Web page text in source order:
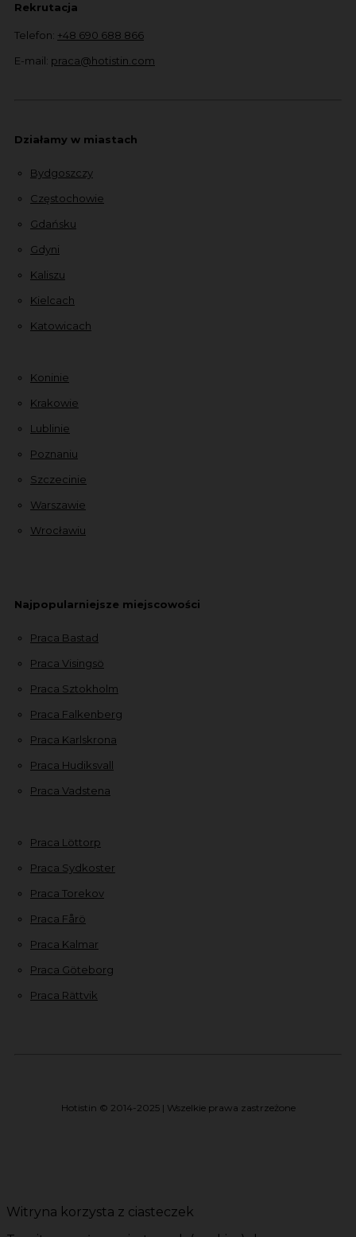
Rekrutacja
Telefon: +48 690 688 866
E-mail: praca@hotistin.com
Działamy w miastach
Bydgoszczy
Częstochowie
Gdańsku
Gdyni
Kaliszu
Kielcach
Katowicach
Koninie
Krakowie
Lublinie
Poznaniu
Szczecinie
Warszawie
Wrocławiu
Najpopularniejsze miejscowości
Praca Bastad
Praca Visingsö
Praca Sztokholm
Praca Falkenberg
Praca Karlskrona
Praca Hudiksvall
Praca Vadstena
Praca Löttorp
Praca Sydkoster
Praca Torekov
Praca Fårö
Praca Kalmar
Praca Göteborg
Praca Rättvik
Hotistin © 2014-2025 | Wszelkie prawa zastrzeżone
Witryna korzysta z ciasteczek